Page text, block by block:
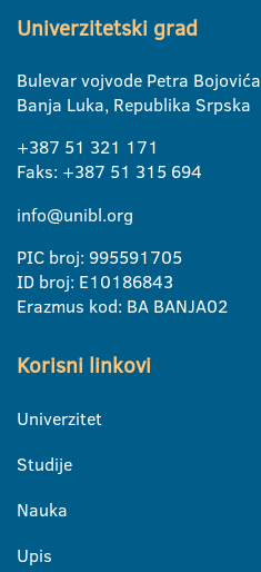
Univerzitetski grad
Bulevar vojvode Petra Bojovića
Banja Luka, Republika Srpska
+387 51 321 171
Faks: +387 51 315 694
info@unibl.org
PIC broj: 995591705
ID broj: E10186843
Erazmus kod: BA BANJA02
Korisni linkovi
Univerzitet
Studije
Nauka
Upis